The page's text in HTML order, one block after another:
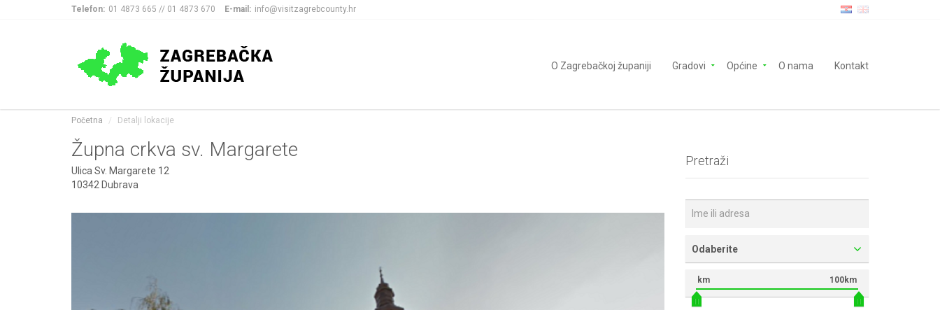
Telefon: 01 4873 665 // 01 4873 670 E-mail: info@visitzagrebcounty.hr
O Zagrebačkoj županiji Gradovi Općine O nama Kontakt
Početna Detalji lokacije
Župna crkva sv. Margarete
Ulica Sv. Margarete 12
10342 Dubrava
Pretraži
Odaberite
km 100km